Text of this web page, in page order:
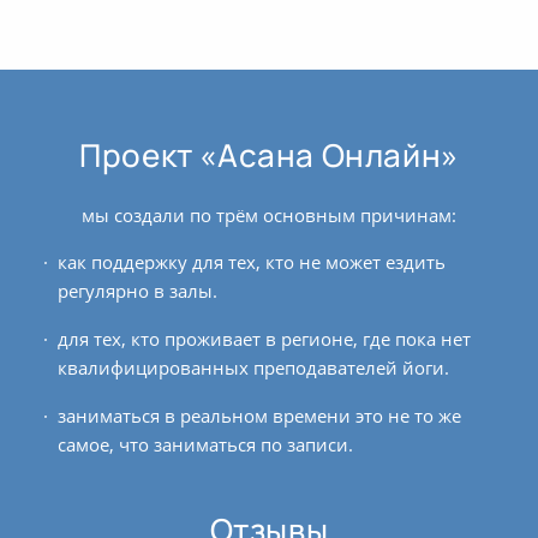
Перевод «йога читта вритти нироддха» — ‘йога
йоги на самом деле является работа со своим умом и
колебания нашего ума будут, так или иначе,
устранены. И асаны — это лишь самый грубый
инструмент для работы со своим умом, путём
воздействия на него через физическое и
происходит, и как эффективнее всего подойти к
практике асан?
Проект «Асана Онлайн»
мы создали по трём основным причинам:
как поддержку для тех, кто не может ездить
регулярно в залы.
для тех, кто проживает в регионе, где пока нет
квалифицированных преподавателей йоги.
заниматься в реальном времени это не то же
самое, что заниматься по записи.